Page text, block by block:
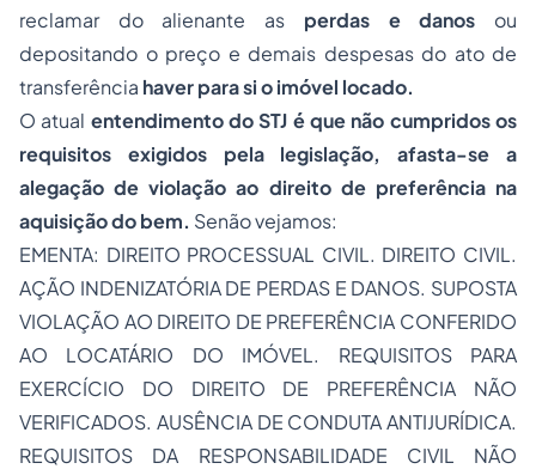
reclamar do alienante as perdas e danos ou
depositando o preço e demais despesas do ato de
transferência haver para si o imóvel locado.
O atual entendimento do STJ é que não cumpridos os
requisitos exigidos pela legislação, afasta-se a
alegação de violação ao direito de preferência na
aquisição do bem. Senão vejamos:
EMENTA: DIREITO PROCESSUAL CIVIL. DIREITO CIVIL.
AÇÃO INDENIZATÓRIA DE PERDAS E DANOS. SUPOSTA
VIOLAÇÃO AO DIREITO DE PREFERÊNCIA CONFERIDO
AO LOCATÁRIO DO IMÓVEL. REQUISITOS PARA
EXERCÍCIO DO DIREITO DE PREFERÊNCIA NÃO
VERIFICADOS. AUSÊNCIA DE CONDUTA ANTIJURÍDICA.
REQUISITOS DA RESPONSABILIDADE CIVIL NÃO